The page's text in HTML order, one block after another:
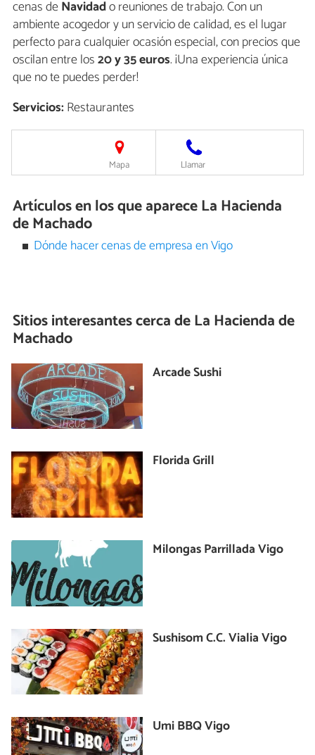
cenas deNavidado reuniones de trabajo. Con un
ambiente acogedor y un servicio de calidad, es el lugar
perfecto para cualquier ocasión especial, con precios que
oscilan entre los20 y 35 euros. ¡Una experiencia única
que no te puedes perder!
Servicios:Restaurantes
Mapa Llamar
Artículos en los que aparece La Hacienda
de Machado
Dónde hacer cenas de empresa en Vigo
Sitios interesantes cerca deLa Hacienda de
Machado
Arcade Sushi
Florida Grill
Milongas Parrillada Vigo
Sushisom C.C. Vialia Vigo
Umi BBQ Vigo